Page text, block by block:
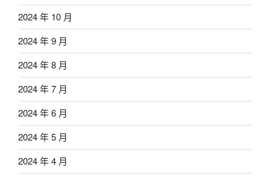
2024 年 10 月
2024 年 9 月
2024 年 8 月
2024 年 7 月
2024 年 6 月
2024 年 5 月
2024 年 4 月